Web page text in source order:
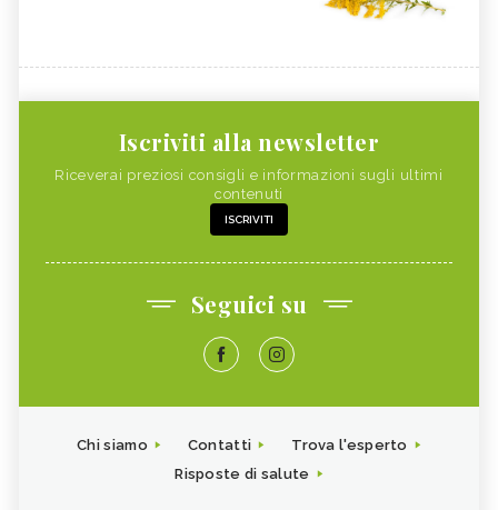
Iscriviti alla newsletter
Riceverai preziosi consigli e informazioni sugli ultimi
contenuti
ISCRIVITI
Seguici su
Chi siamo Contatti
Trova l'esperto
Risposte di salute